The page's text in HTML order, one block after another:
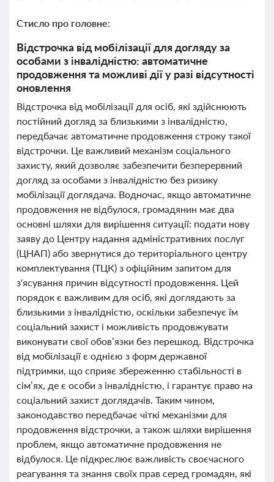
Стисло про головне:
Відстрочка від мобілізації для догляду за
особами з інвалідністю: автоматичне
продовження та можливі дії у разі відсутності
оновлення
Відстрочка від мобілізації для осіб, які здійснюють
постійний догляд за близькими з інвалідністю,
передбачає автоматичне продовження строку такої
відстрочки. Це важливий механізм соціального
захисту, який дозволяє забезпечити безперервний
догляд за особами з інвалідністю без ризику
мобілізації доглядача. Водночас, якщо автоматичне
продовження не відбулося, громадянин має два
основні шляхи для вирішення ситуації: подати нову
заяву до Центру надання адміністративних послуг
(ЦНАП) або звернутися до територіального центру
комплектування (ТЦК) з офіційним запитом для
з'ясування причин відсутності продовження. Цей
порядок є важливим для осіб, які доглядають за
близькими з інвалідністю, оскільки забезпечує їм
соціальний захист і можливість продовжувати
виконувати свої обов’язки без перешкод. Відстрочка
від мобілізації є однією з форм державної
підтримки, що сприяє збереженню стабільності в
сім’ях, де є особи з інвалідністю, і гарантує право на
соціальний захист доглядачів. Таким чином,
законодавство передбачає чіткі механізми для
продовження відстрочки, а також шляхи вирішення
проблем, якщо автоматичне продовження не
відбулося. Це підкреслює важливість своєчасного
реагування та знання своїх прав серед громадян, які